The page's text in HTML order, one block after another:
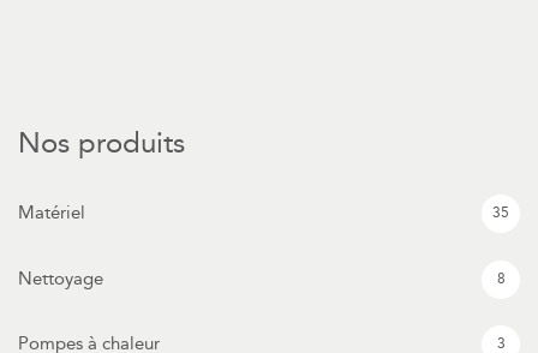
Nos produits
Matériel 35
Nettoyage 8
Pompes à chaleur 3